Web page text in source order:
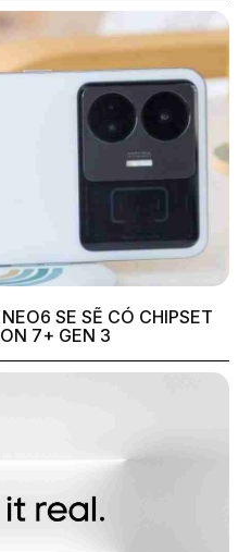
SE SẼ CÓ CHIPSET
7+ GEN 3